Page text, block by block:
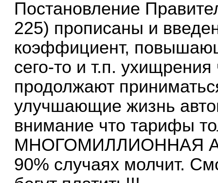
Постановление
225) прописаны и
коэффициент,
сего-то и т.п.
продолжают
улучшающие жизнь
внимание что тарифы
МНОГОМИЛЛИОННАЯ
90% случаях молчит.